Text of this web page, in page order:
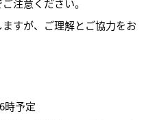
注意ください。
すが、ご理解とご協力をお
時予定